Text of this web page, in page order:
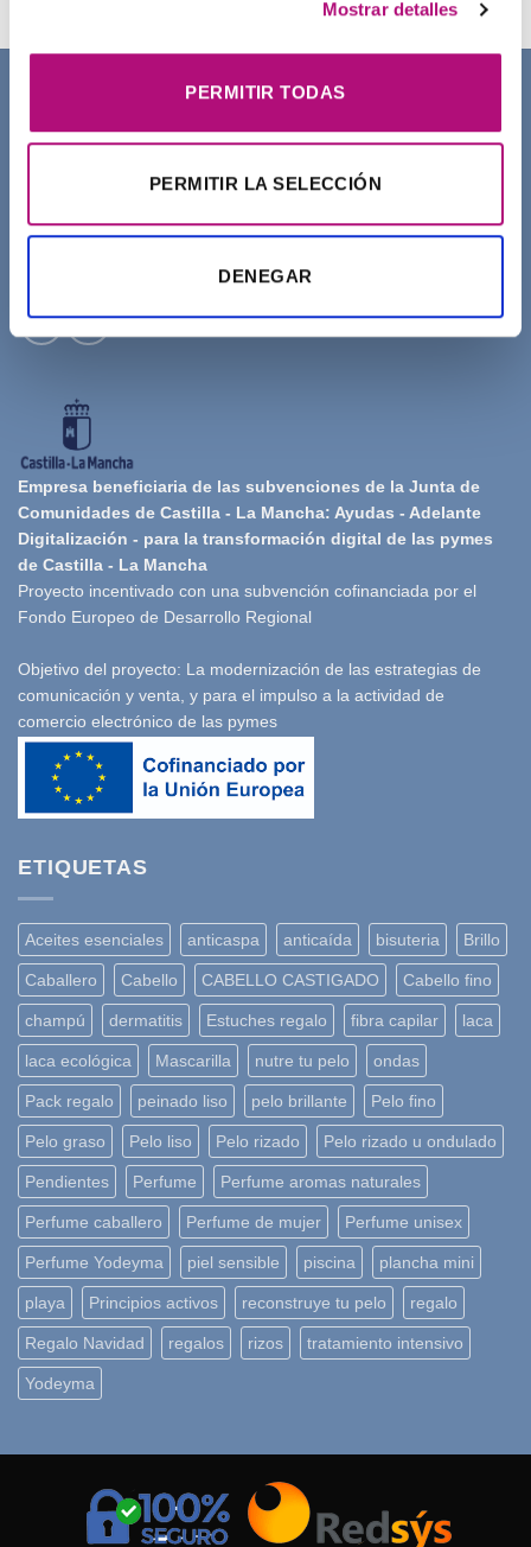
Mostrar detalles
PERMITIR TODAS
PERMITIR LA SELECCIÓN
DENEGAR
SOBRE NOSOTROS
Empresa beneficiaria de las subvenciones de la Junta de
Comunidades de Castilla - La Mancha: Ayudas - Adelante
Digitalización - para la transformación digital de las pymes
de Castilla - La Mancha
Proyecto incentivado con una subvención cofinanciada por el
Fondo Europeo de Desarrollo Regional
Objetivo del proyecto: La modernización de las estrategias de
comunicación y venta, y para el impulso a la actividad de
comercio electrónico de las pymes
ETIQUETAS
Aceites esenciales anticaspa anticaída bisuteria Brillo
Caballero Cabello CABELLO CASTIGADO Cabello fino
champú dermatitis Estuches regalo fibra capilar laca
laca ecológica Mascarilla nutre tu pelo ondas
Pack regalo peinado liso pelo brillante Pelo fino
Pelo graso Pelo liso Pelo rizado Pelo rizado u ondulado
Pendientes Perfume Perfume aromas naturales
Perfume caballero Perfume de mujer Perfume unisex
Perfume Yodeyma piel sensible piscina plancha mini
playa Principios activos reconstruye tu pelo regalo
Regalo Navidad regalos rizos tratamiento intensivo
Yodeyma